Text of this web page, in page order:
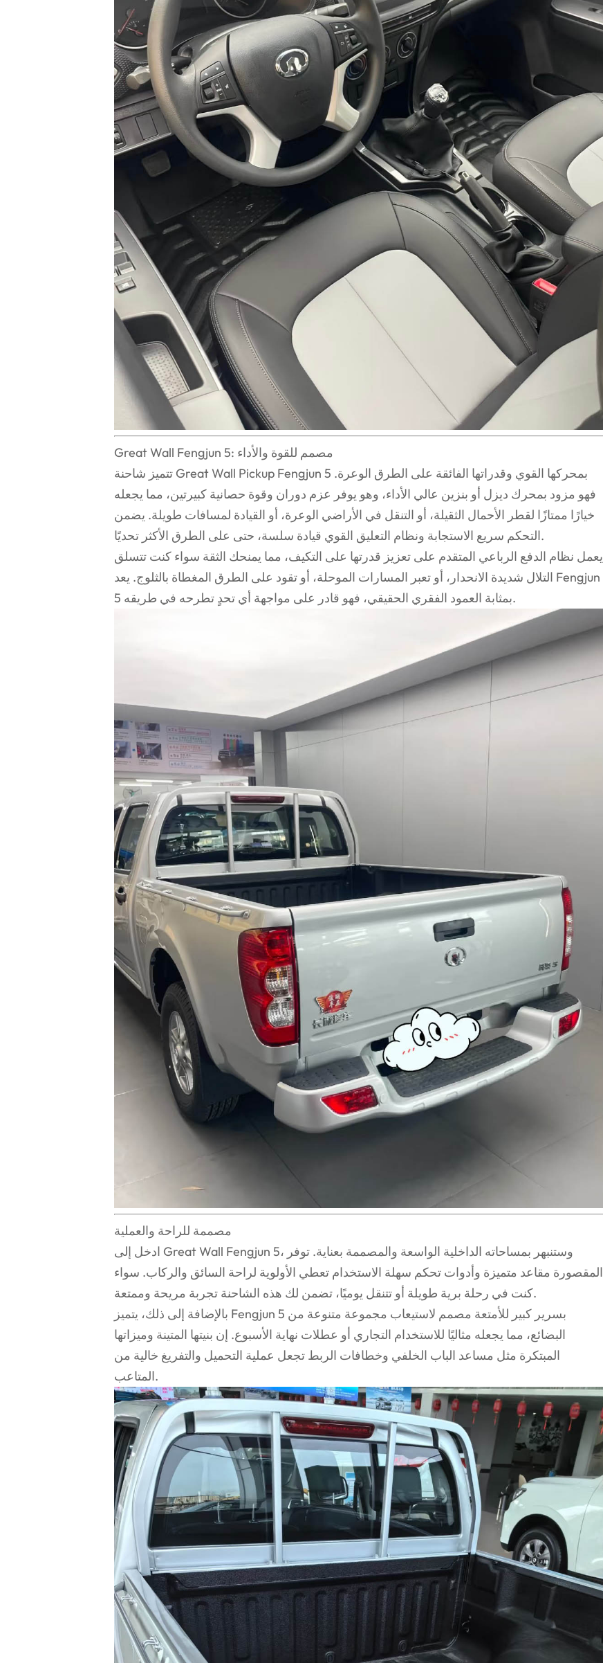
Great Wall Fengjun 5: مصمم للقوة والأداء
تتميز شاحنة Great Wall Pickup Fengjun 5 بمحركها القوي وقدراتها الفائقة على الطرق الوعرة.
فهو مزود بمحرك ديزل أو بنزين عالي الأداء، وهو يوفر عزم دوران وقوة حصانية كبيرتين، مما يجعله
خيارًا ممتازًا لقطر الأحمال الثقيلة، أو التنقل في الأراضي الوعرة، أو القيادة لمسافات طويلة. يضمن
التحكم سريع الاستجابة ونظام التعليق القوي قيادة سلسة، حتى على الطرق الأكثر تحديًا.
يعمل نظام الدفع الرباعي المتقدم على تعزيز قدرتها على التكيف، مما يمنحك الثقة سواء كنت تتسلق
التلال شديدة الانحدار، أو تعبر المسارات الموحلة، أو تقود على الطرق المغطاة بالثلوج. يعد Fengjun
5 بمثابة العمود الفقري الحقيقي، فهو قادر على مواجهة أي تحدٍ تطرحه في طريقه.
مصممة للراحة والعملية
ادخل إلى Great Wall Fengjun 5، وستنبهر بمساحاته الداخلية الواسعة والمصممة بعناية. توفر
المقصورة مقاعد متميزة وأدوات تحكم سهلة الاستخدام تعطي الأولوية لراحة السائق والركاب. سواء
كنت في رحلة برية طويلة أو تتنقل يوميًا، تضمن لك هذه الشاحنة تجربة مريحة وممتعة.
بالإضافة إلى ذلك، يتميز Fengjun 5 بسرير كبير للأمتعة مصمم لاستيعاب مجموعة متنوعة من
البضائع، مما يجعله مثاليًا للاستخدام التجاري أو عطلات نهاية الأسبوع. إن بنيتها المتينة وميزاتها
المبتكرة مثل مساعد الباب الخلفي وخطافات الربط تجعل عملية التحميل والتفريغ خالية من
المتاعب.